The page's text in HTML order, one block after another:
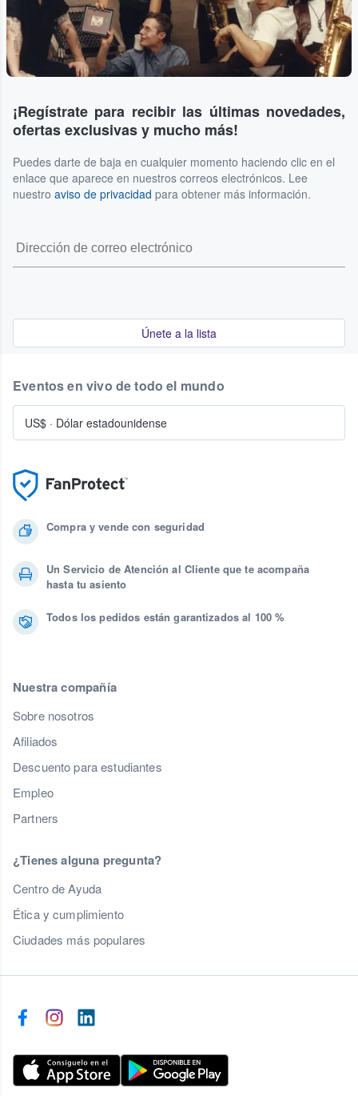
¡Regístrate para recibir las últimas novedades,
ofertas exclusivas y mucho más!
Puedes darte de baja en cualquier momento haciendo clic en el
enlace que aparece en nuestros correos electrónicos. Lee
nuestro aviso de privacidad para obtener más información.
Únete a la lista
Compra y vende con seguridad
Un Servicio de Atención al Cliente que te acompaña
hasta tu asiento
Todos los pedidos están garantizados al 100 %
Nuestra compañía
Sobre nosotros
Afiliados
Descuento para estudiantes
Empleo
Partners
¿Tienes alguna pregunta?
Centro de Ayuda
Ética y cumplimiento
Ciudades más populares
Eventos en vivo de todo el mundo
US$ · Dólar estadounidense